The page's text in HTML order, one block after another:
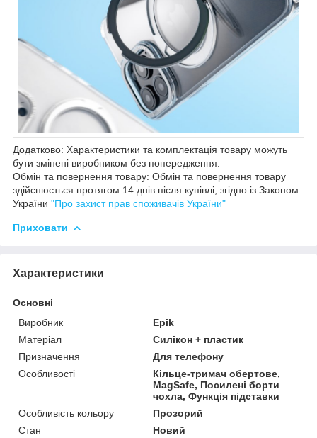
Додатково: Характеристики та комплектація товару можуть
бути змінені виробником без попередження.
Обмін та повернення товару: Обмін та повернення товару
здійснюється протягом 14 днів після купівлі, згідно із Законом
України "Про захист прав споживачів України"
Приховати
Характеристики
Основні
Виробник
Epik
Матеріал
Силікон + пластик
Призначення
Для телефону
Особливості
Кільце-тримач обертове,
MagSafe, Посилені борти
чохла, Функція підставки
Особливість кольору
Прозорий
Стан
Новий